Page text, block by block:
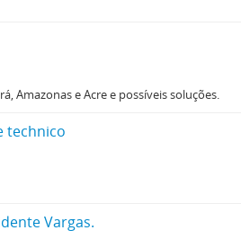
Amazonas e Acre e possíveis soluções.
technico
Vargas.